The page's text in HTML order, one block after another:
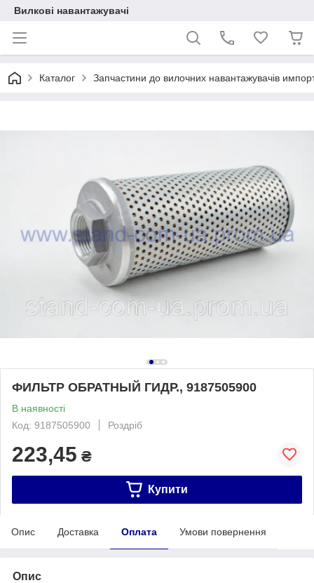
Вилкові навантажувачі
Каталог Запчастини до вилочних навантажувачів
ФИЛЬТР ОБРАТНЫЙ ГИДР., 9187505900
В наявності
Код: 9187505900
Роздріб
223,45 ₴
Купити
Опис Доставка Оплата Умови повернення
Опис